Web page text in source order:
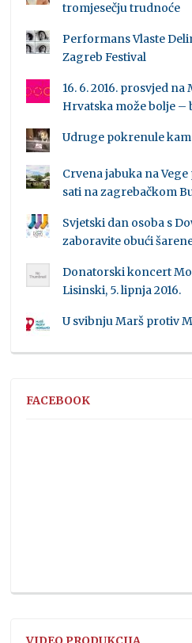
tromjesečju trudnoće
Performans Vlaste
Zagreb Festival
16. 6. 2016. prosvjed
Hrvatska može bolje –
Udruge pokrenule
Crvena jabuka na Vege
sati na zagrebačkom
Svjetski dan osoba s
zaboravite obući
Donatorski koncert
Lisinski, 5. lipnja 2016.
U svibnju Marš protiv
FACEBOOK